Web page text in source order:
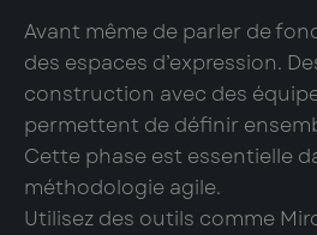
Avant même de parler de
des espaces d’expression.
construction avec des
permettent de définir
Cette phase est essentielle
méthodologie agile.
Utilisez des outils comme